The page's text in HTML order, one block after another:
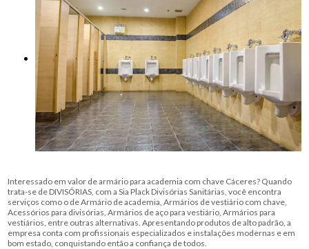
Interessado em valor de armário para academia com chave Cáceres? Quando
trata-se de DIVISÓRIAS, com a Sia Plack Divisórias Sanitárias, você encontra
serviços como o de Armário de academia, Armários de vestiário com chave,
Acessórios para divisórias, Armários de aço para vestiário, Armários para
vestiários, entre outras alternativas. Apresentando produtos de alto padrão, a
empresa conta com profissionais especializados e instalações modernas e em
bom estado, conquistando então a confiança de todos.